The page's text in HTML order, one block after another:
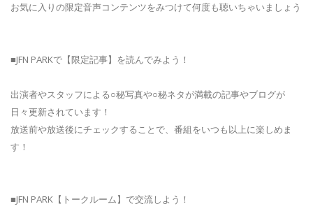
お気に入りの限定音声コンテンツをみつけて何度も聴いちゃいましょう
■JFN PARKで【限定記事】を読んでみよう！
出演者やスタッフによる○秘写真や○秘ネタが満載の記事やブログが
日々更新されています！
放送前や放送後にチェックすることで、番組をいつも以上に楽しめま
す！
■JFN PARK【トークルーム】で交流しよう！